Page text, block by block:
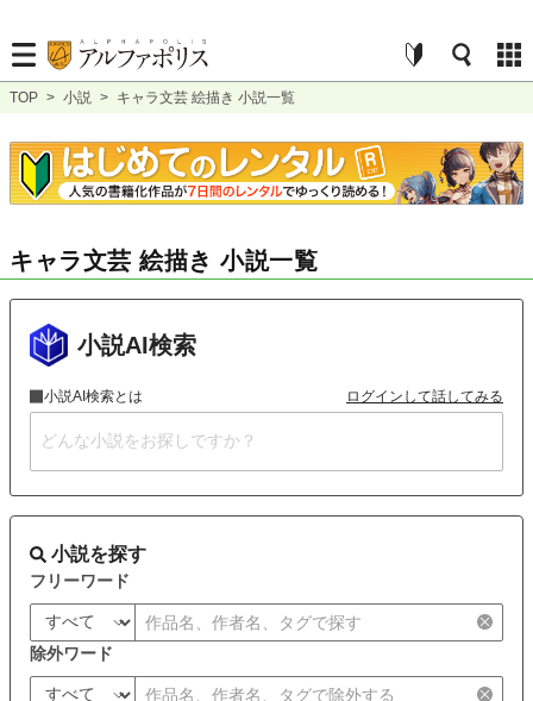
TOP > 小説 > キャラ文芸 絵描き 小説一覧
キャラ文芸 絵描き 小説一覧
小説AI検索
小説AI検索とは ログインして話してみる
小説を探す
フリーワード
除外ワード